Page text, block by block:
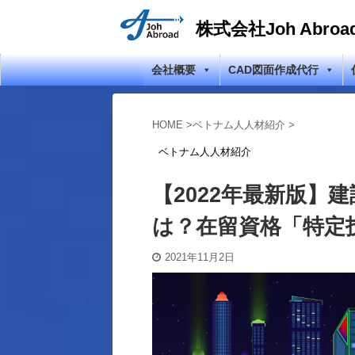
株式会社Joh
会社概要 CAD図面作成代行
HOME >ベトナム人人材紹介 >
ベトナム人人材紹介
【2022年最新版】
は？在留資格「特
2021年11月2日